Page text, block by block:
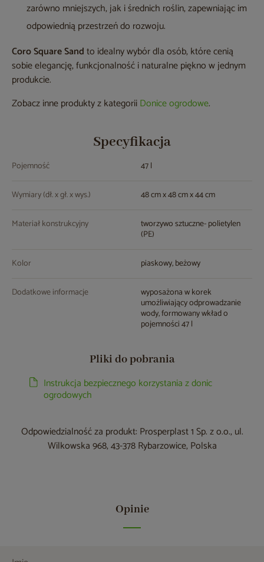
zarówno mniejszych, jak i średnich roślin, zapewniając im
odpowiednią przestrzeń do rozwoju.
Coro Square Sandto idealny wybór dla osób, które cenią
sobie elegancję, funkcjonalność i naturalne piękno w jednym
produkcie.
Zobacz inne produkty z kategoriiDonice ogrodowe.
Specyfikacja
Pojemność 47 l
Wymiary (dł. x gł. x wys.) 48 cm x 48 cm x 44 cm
Materiał konstrukcyjny tworzywo sztuczne- polietylen
(PE)
Kolor piaskowy, beżowy
Dodatkowe informacje wyposażona w korek
umożliwiający odprowadzanie
wody, formowany wkład o
pojemności 47 l
Pliki do pobrania
Instrukcja bezpiecznego korzystania z donic
ogrodowych
Odpowiedzialność za produkt: Prosperplast 1 Sp. z o.o., ul.
Wilkowska 968, 43-378 Rybarzowice, Polska
Opinie